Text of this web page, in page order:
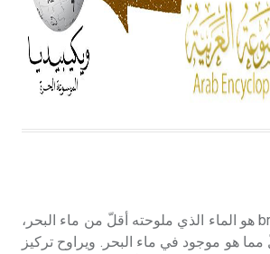
- هل تعلم أن المرجان إفراز حيواني
يتكون في البحر ويتركب من مادة
كربونات الكلسيوم، وهو أحمر أو شديد
الحمرة وهو أجود أنواعه، ويمتاز بكبر
الحجم ويسمى الش
الإنكليزية أب
الماء قليل الملوحة الماء قليل الملوحة brackish water هو الماء الذي ملوحته أقلّ من ماء البحر،
هو موجود في ماء البحر. ويراوح تركيز